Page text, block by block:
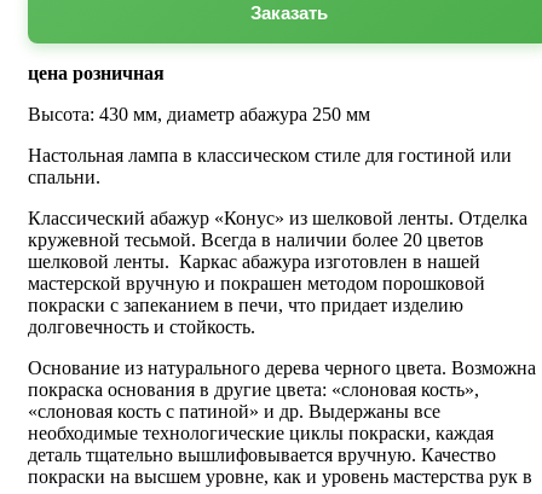
Заказать
цена розничная
Высота: 430 мм, диаметр абажура 250 мм
Настольная лампа в классическом стиле для гостиной или
спальни.
Классический абажур «Конус» из шелковой ленты. Отделка
кружевной тесьмой. Всегда в наличии более 20 цветов
шелковой ленты. Каркас абажура изготовлен в нашей
мастерской вручную и покрашен методом порошковой
покраски с запеканием в печи, что придает изделию
долговечность и стойкость.
Основание из натурального дерева черного цвета. Возможна
покраска основания в другие цвета: «слоновая кость»,
«слоновая кость с патиной» и др. Выдержаны все
необходимые технологические циклы покраски, каждая
деталь тщательно вышлифовывается вручную. Качество
покраски на высшем уровне, как и уровень мастерства рук в